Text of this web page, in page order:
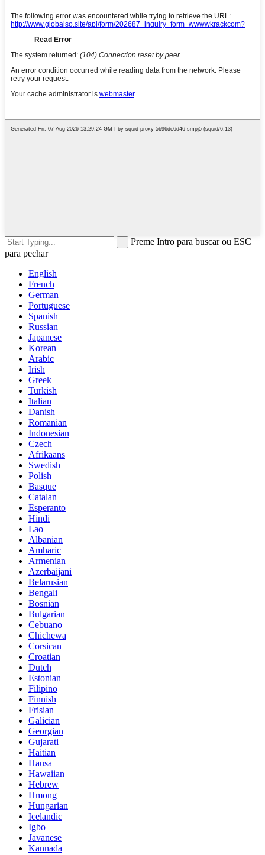
Preme Intro para buscar ou ESC
para pechar
English
French
German
Portuguese
Spanish
Russian
Japanese
Korean
Arabic
Irish
Greek
Turkish
Italian
Danish
Romanian
Indonesian
Czech
Afrikaans
Swedish
Polish
Basque
Catalan
Esperanto
Hindi
Lao
Albanian
Amharic
Armenian
Azerbaijani
Belarusian
Bengali
Bosnian
Bulgarian
Cebuano
Chichewa
Corsican
Croatian
Dutch
Estonian
Filipino
Finnish
Frisian
Galician
Georgian
Gujarati
Haitian
Hausa
Hawaiian
Hebrew
Hmong
Hungarian
Icelandic
Igbo
Javanese
Kannada